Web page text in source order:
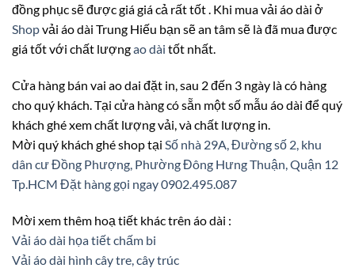
đồng phục sẽ được giá giá cả rất tốt . Khi mua vải áo dài ở
Shopvải áo dài Trung Hiếu bạn sẽ an tâm sẽ là đã mua được
giá tốt với chất lượngao dài tốt nhất.
Cửa hàng bán vai ao dai đặt in, sau 2 đến 3 ngày là có hàng
cho quý khách. Tại cửa hàng có sẵn một số mẫu áo dài để quý
khách ghé xem chất lượng vải, và chất lượng in.
Mời quý khách ghé shop tại Số nhà 29A, Đường số 2, khu
dân cư Đồng Phượng, Phường Đông Hưng Thuận, Quận 12
Tp.HCM Đặt hàng gọi ngay 0902.495.087
Mời xem thêm hoạ tiết khác trên áo dài :
Vải áo dài họa tiết chấm bi
Vải áo dài hình cây tre, cây trúc